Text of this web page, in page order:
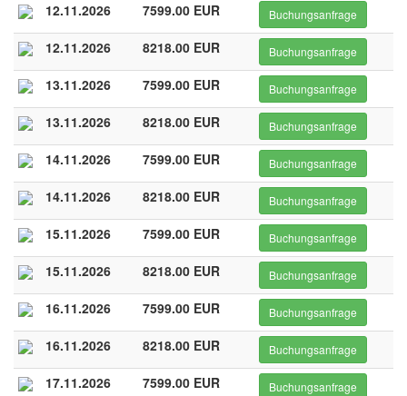
12.11.2026 7599.00 EUR Buchungsanfrage
12.11.2026 8218.00 EUR Buchungsanfrage
13.11.2026 7599.00 EUR Buchungsanfrage
13.11.2026 8218.00 EUR Buchungsanfrage
14.11.2026 7599.00 EUR Buchungsanfrage
14.11.2026 8218.00 EUR Buchungsanfrage
15.11.2026 7599.00 EUR Buchungsanfrage
15.11.2026 8218.00 EUR Buchungsanfrage
16.11.2026 7599.00 EUR Buchungsanfrage
16.11.2026 8218.00 EUR Buchungsanfrage
17.11.2026 7599.00 EUR Buchungsanfrage